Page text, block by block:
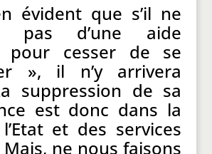
évident que s’il ne
pas d’une aide
pour cesser de se
», il n’y arrivera
suppression de sa
est donc dans la
et des services
ne nous faisons